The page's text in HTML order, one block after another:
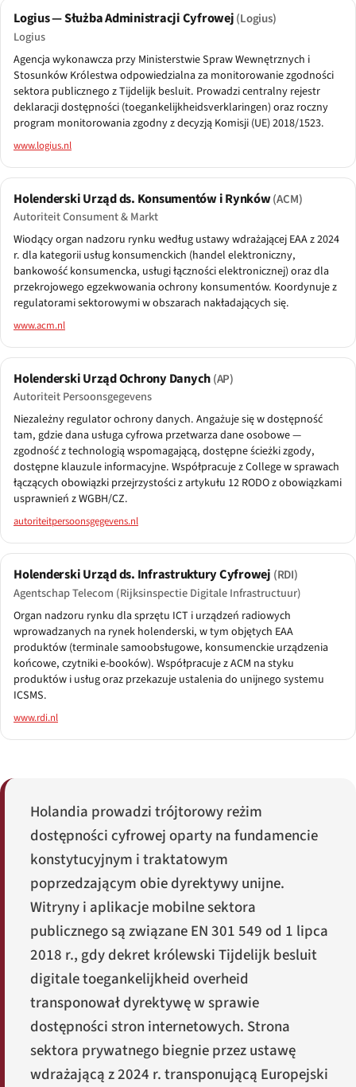
Logius — Służba Administracji Cyfrowej(Logius)
Logius
Agencja wykonawcza przy Ministerstwie Spraw Wewnętrznych i
Stosunków Królestwa odpowiedzialna za monitorowanie zgodności
sektora publicznego z Tijdelijk besluit. Prowadzi centralny rejestr
deklaracji dostępności (toegankelijkheidsverklaringen) oraz roczny
program monitorowania zgodny z decyzją Komisji (UE) 2018/1523.
www.logius.nl
Holenderski Urząd ds. Konsumentów i Rynków(ACM)
Autoriteit Consument & Markt
Wiodący organ nadzoru rynku według ustawy wdrażającej EAA z 2024
r. dla kategorii usług konsumenckich (handel elektroniczny,
bankowość konsumencka, usługi łączności elektronicznej) oraz dla
przekrojowego egzekwowania ochrony konsumentów. Koordynuje z
regulatorami sektorowymi w obszarach nakładających się.
www.acm.nl
Holenderski Urząd Ochrony Danych(AP)
Autoriteit Persoonsgegevens
Niezależny regulator ochrony danych. Angażuje się w dostępność
tam, gdzie dana usługa cyfrowa przetwarza dane osobowe —
zgodność z technologią wspomagającą, dostępne ścieżki zgody,
dostępne klauzule informacyjne. Współpracuje z College w sprawach
łączących obowiązki przejrzystości z artykułu 12 RODO z obowiązkami
usprawnień z WGBH/CZ.
autoriteitpersoonsgegevens.nl
Holenderski Urząd ds. Infrastruktury Cyfrowej (RDI)
Agentschap Telecom (Rijksinspectie Digitale Infrastructuur)
Organ nadzoru rynku dla sprzętu ICT i urządzeń radiowych
wprowadzanych na rynek holenderski, w tym objętych EAA
produktów (terminale samoobsługowe, konsumenckie urządzenia
końcowe, czytniki e-booków). Współpracuje z ACM na styku
produktów i usług oraz przekazuje ustalenia do unijnego systemu
ICSMS.
www.rdi.nl
Holandia prowadzi trójtorowy reżim
dostępności cyfrowej oparty na fundamencie
konstytucyjnym i traktatowym
poprzedzającym obie dyrektywy unijne.
Witryny i aplikacje mobilne sektora
publicznego są związane EN 301 549 od 1 lipca
2018 r., gdy dekret królewskiTijdelijk besluit
digitale toegankelijkheid overheid
transponował dyrektywę w sprawie
dostępności stron internetowych. Strona
sektora prywatnego biegnie przez ustawę
wdrażającą z 2024 r. transponującą Europejski